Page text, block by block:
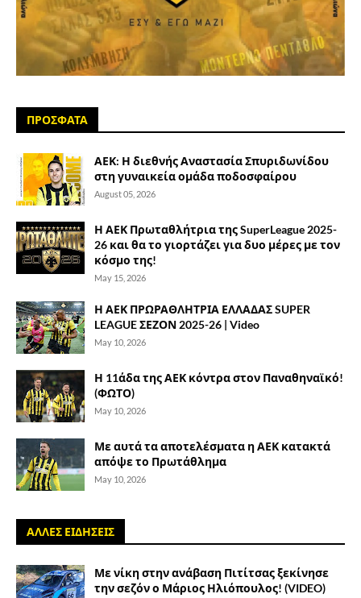
ΠΡΟΣΦΑΤΑ
ΑΕΚ: Η διεθνής Αναστασία Σπυριδωνίδου
στη γυναικεία ομάδα ποδοσφαίρου
August 05, 2026
Η ΑΕΚ Πρωταθλήτρια της SuperLeague 2025-
26 και θα το γιορτάζει για δυο μέρες με τον
κόσμο της!
May 15, 2026
Η ΑΕΚ ΠΡΩΡΑΘΛΗΤΡΙΑ ΕΛΛΑΔΑΣ SUPER
LEAGUE ΣΕΖΟΝ 2025-26 | Video
May 10, 2026
Η 11άδα της ΑΕΚ κόντρα στον Παναθηναϊκό!
(ΦΩΤΟ)
May 10, 2026
Με αυτά τα αποτελέσματα η ΑΕΚ κατακτά
απόψε το Πρωτάθλημα
May 10, 2026
ΑΛΛΕΣ ΕΙΔΗΣΕΙΣ
Με νίκη στην ανάβαση Πιτίτσας ξεκίνησε
την σεζόν ο Μάριος Ηλιόπουλος! (VIDEO)